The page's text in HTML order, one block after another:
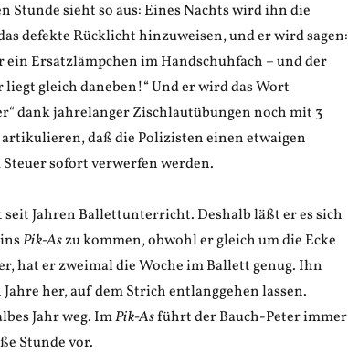
Stunde sieht so aus: Eines Nachts wird ihn die
defekte Rücklicht hinzuweisen, und er wird sagen:
ein Ersatzlämpchen im Handschuhfach – und der
gleich daneben!“ Und er wird das Wort
dank jahrelanger Zischlautübungen noch mit 3
daß die Polizisten einen etwaigen
sofort verwerfen werden.
Jahren Ballettunterricht. Deshalb läßt er es sich
Pik-Aszu kommen, obwohl er gleich um die Ecke
hat er zweimal die Woche im Ballett genug. Ihn
her, auf dem Strich entlanggehen lassen.
Jahr weg. ImPik-Asführt der Bauch-Peter immer
Stunde vor.